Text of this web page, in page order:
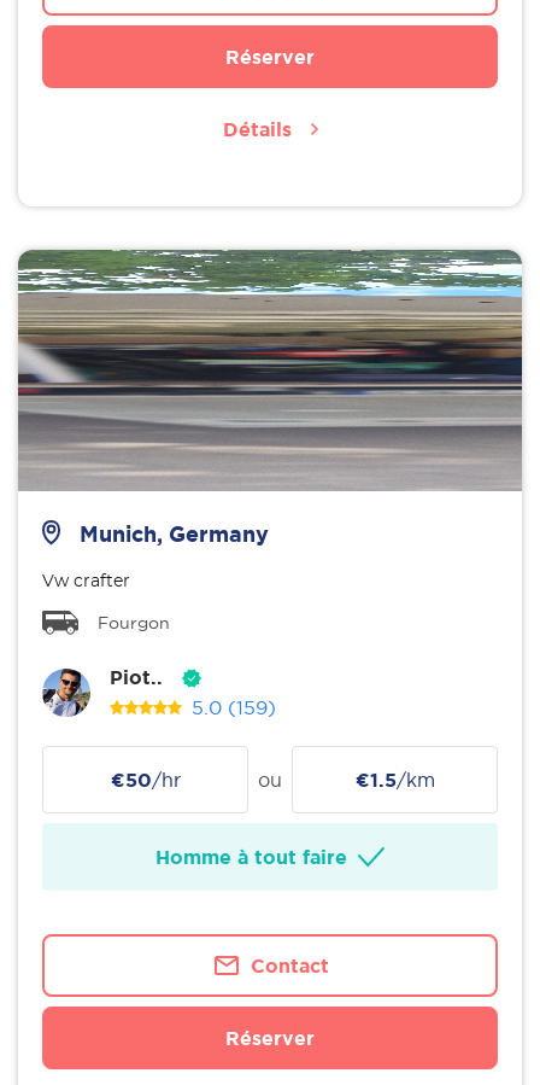
Réserver
Détails
Munich, Germany
Vw crafter
Fourgon
Piot..
5.0 (159)
€50/hr ou €1.5/km
Homme à tout faire
Contact
Réserver